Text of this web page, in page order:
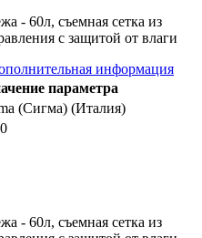
- 60л, съемная сетка из
с защитой от влаги
информация
параметра
(Сигма) (Италия)
- 60л, съемная сетка из